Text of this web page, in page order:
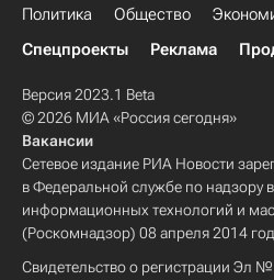
Политика Общество
Спецпроекты
Реклама
Версия 2023.1 Beta
© 2026 МИА «Россия сегодня»
Вакансии
Сетевое издание РИА Новости
в Федеральной службе по надзору
информационных технологий и
(Роскомнадзор) 08 апреля 2014
Свидетельство о регистрации Эл